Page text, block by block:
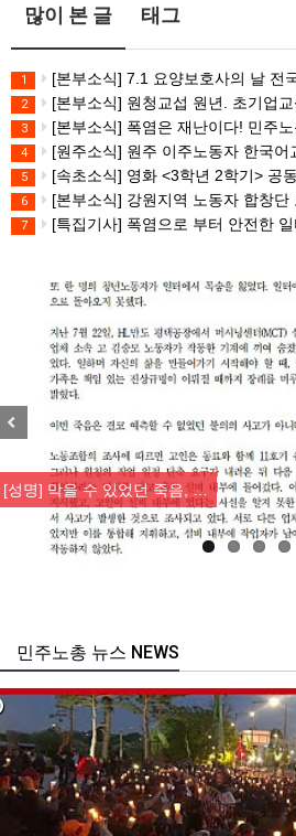
많이 본 글 태그
1 [본부소식] 7.1 요양보호사의 날 전
2 [본부소식] 원청교섭 원년. 초기업교섭 돌파! 모든 노동자의 노
3 [본부소식] 폭염은 재난이다! 민주노총 강원지
4 [원주소식] 원주 이주노동자 한국어
5 [속초소식] 영화 <3학년 2학기> 공
6 [본부소식] 강원지역 노동자 합창단
7 [특집기사] 폭염으로 부터 안전한
[성명] 막을 수 있었던 죽음, …
주노총 뉴스 NEWS